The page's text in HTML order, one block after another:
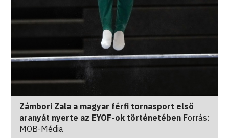
Zámbori Zala a magyar férfi tornasport első
aranyát nyerte az EYOF-ok történetében Forrás:
MOB-Média